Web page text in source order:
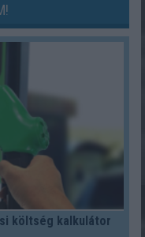
költség kalkulátor